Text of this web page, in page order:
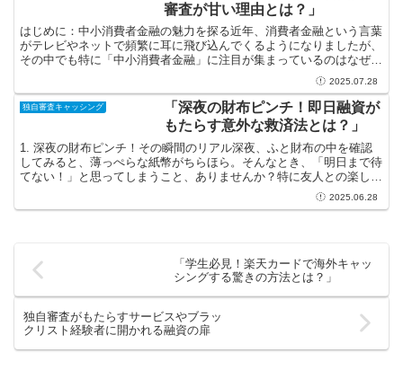
審査が甘い理由とは？」
はじめに：中小消費者金融の魅力を探る近年、消費者金融という言葉
がテレビやネットで頻繁に耳に飛び込んでくるようになりましたが、
その中でも特に「中小消費者金融」に注目が集まっているのはなぜで
しょうか？多くの人々が「審査が甘い」と耳にする一方で、...2025.07.28
独自審査キャッシング
「深夜の財布ピンチ！即日融資が
もたらす意外な救済法とは？」
1. 深夜の財布ピンチ！その瞬間のリアル深夜、ふと財布の中を確認
してみると、薄っぺらな紙幣がちらほら。そんなとき、「明日まで待
てない！」と思ってしまうこと、ありませんか？特に友人との楽しい
飲み会でついつい財布のひもが緩み、予想外の出費に直面...2025.06.28
「学生必見！楽天カードで海外キャッ
シングする驚きの方法とは？」
独自審査がもたらすサービスやブラッ
クリスト経験者に開かれる融資の扉